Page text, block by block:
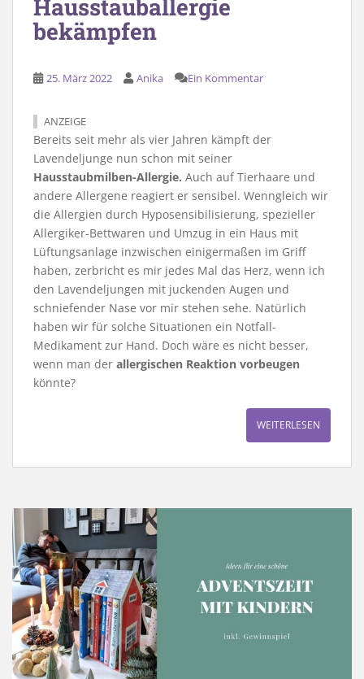
Hausstauballergie
bekämpfen
25. März 2022 Anika Ein Kommentar
ANZEIGE
Bereits seit mehr als vier Jahren kämpft der
Lavendeljunge nun schon mit seiner
Hausstaubmilben-Allergie. Auch auf Tierhaare und
andere Allergene reagiert er sensibel. Wenngleich wir
die Allergien durch Hyposensibilisierung, spezieller
Allergiker-Bettwaren und Umzug in ein Haus mit
Lüftungsanlage inzwischen einigermaßen im Griff
haben, zerbricht es mir jedes Mal das Herz, wenn ich
den Lavendeljungen mit juckenden Augen und
schniefender Nase vor mir stehen sehe. Natürlich
haben wir für solche Situationen ein Notfall-
Medikament zur Hand. Doch wäre es nicht besser,
wenn man der allergischen Reaktion vorbeugen
könnte?
WEITERLESEN